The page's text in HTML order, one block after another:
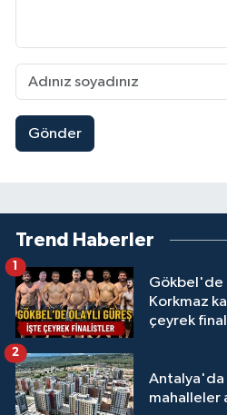
Gönder
Trend Haberler
Gökbel'de
Korkmaz
çeyrek
1
Antalya'da
mahalleler
2